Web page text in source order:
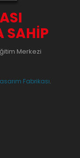
SAHIP
Merkezi
Fabrikası.